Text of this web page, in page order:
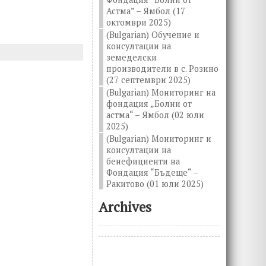
Астма” – Ямбол (17
октомври 2025)
(Bulgarian) Обучение и
консултации на
земеделски
производители в с. Розино
(27 септември 2025)
(Bulgarian) Мониторинг на
фондация „Болни от
астма“ – Ямбол (02 юли
2025)
(Bulgarian) Мониторинг и
консултации на
бенефициенти на
Фондация “Бъдеще“ –
Ракитово (01 юли 2025)
Archives